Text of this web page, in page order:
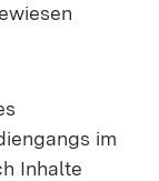
im
Inhalte